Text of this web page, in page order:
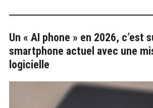
Un « AI phone » en 2026, c’est
smartphone actuel avec une
logicielle